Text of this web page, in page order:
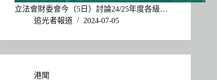
立法會財委會今（5日）討論24/25年度各級…
追光者報道
2024-07-05
港聞